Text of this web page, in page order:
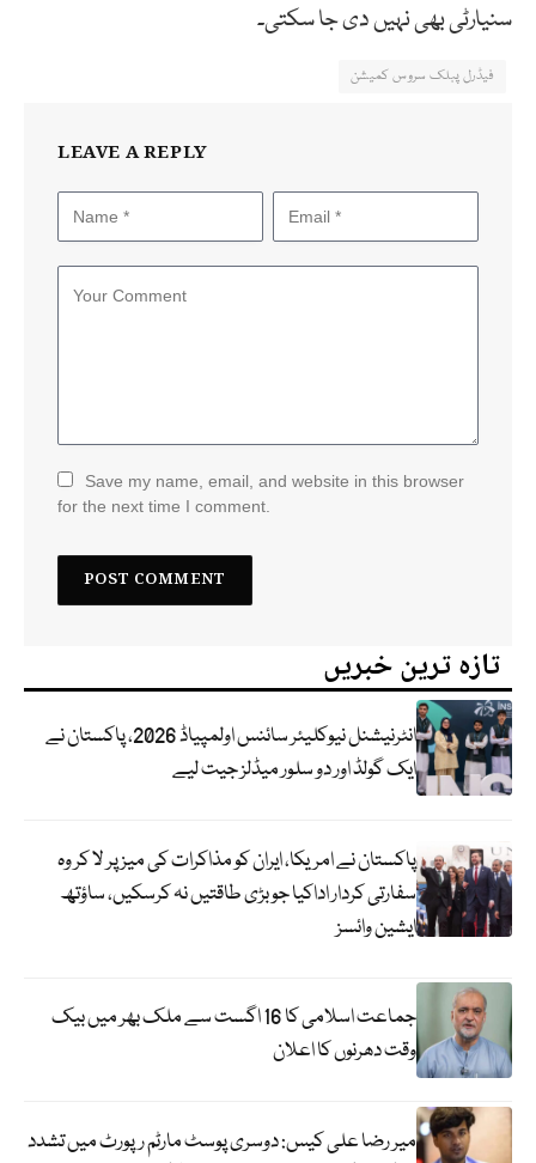
سنیارٹی بھی نہیں دی جا سکتی۔
فیڈرل پبلک سروس کمیشن
LEAVE A REPLY
Save my name, email, and website in this browser
for the next time I comment.
تازہ ترین خبریں
انٹرنیشنل نیوکلیئر سائنس اولمپیاڈ 2026، پاکستان نے
ایک گولڈ اور دو سلور میڈلز جیت لیے
پاکستان نے امریکا، ایران کو مذاکرات کی میز پر لا کر وہ
سفارتی کردار اداکیا جو بڑی طاقتیں نہ کرسکیں، ساؤتھ
ایشین وائسز
جماعت اسلامی کا 16 اگست سے ملک بھر میں بیک
وقت دھرنوں کا اعلان
میر رضا علی کیس: دوسری پوسٹ مارٹم رپورٹ میں تشدد